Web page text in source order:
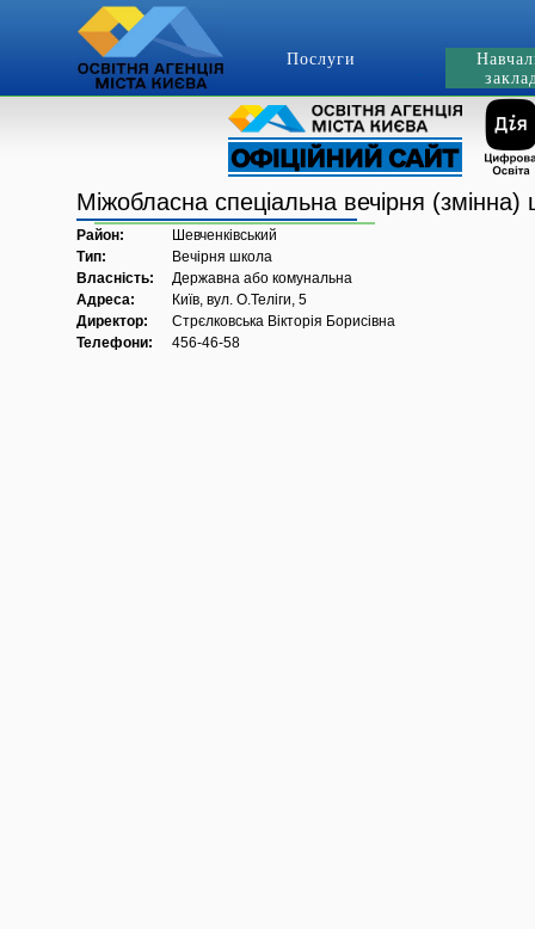
Послуги
Міжобласна спеціальна вечірня
Район:
Шевченківський
Тип:
Вечірня школа
Власність:
Державна або комунальна
Адреса:
Київ, вул. О.Теліги, 5
Директор:
Стрєлковська Вікторія Борисівна
Телефони:
456-46-58